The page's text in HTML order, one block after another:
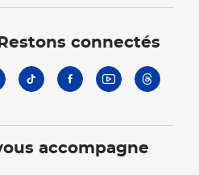
Restons connectés
accompagne